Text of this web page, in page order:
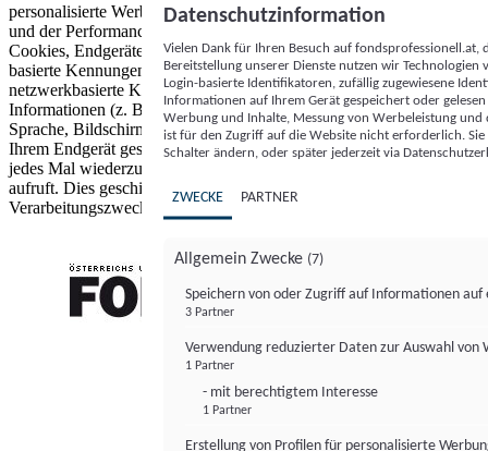
personalisierte Werbung und Inhalte, Messung von Werbeleistung
und der Performance von Inhalten sowie Zielgruppenforschung.
Cookies, Endgeräte- oder ähnliche Online-Kennungen (z. B. login-
basierte Kennungen, zufällig generierte Kennungen,
netzwerkbasierte Kennungen) können zusammen mit anderen
Informationen (z. B. Browsertyp und Browserinformationen,
Sprache, Bildschirmgröße, unterstützte Technologien usw.) auf
Ihrem Endgerät gespeichert oder von dort ausgelesen werden, um es
jedes Mal wiederzuerkennen, wenn es eine App oder einer Webseite
aufruft. Dies geschieht für einen oder mehrere der hier aufgeführten
Verarbeitungszwecke.
Datenschutzinformation
Vielen Dank für Ihren Besuch auf
Bereitstellung unserer Dienste nutzen wir Technologien
Login-basierte Identifikatoren, zufällig zugewiesene
Informationen auf Ihrem Gerät gespeichert oder
Werbung und Inhalte, Messung von Werbeleistung
ist für den Zugriff auf die Website nicht erforderlich.
Schalter ändern, oder später jederzeit via
ZWECKE PARTNER
Allgemein Zwecke (7)
Speichern von oder Zugriff auf Informationen auf
3 Partner
Verwendung reduzierter Daten zur Auswahl von
1 Partner
- mit berechtigtem Interesse
1 Partner
Erstellung von Profilen für personalisierte
FONDS professionell